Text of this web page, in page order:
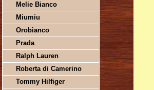
Melie Bianco
Miumiu
Orobianco
Prada
Ralph Lauren
Roberta di Camerino
Tommy Hilfiger